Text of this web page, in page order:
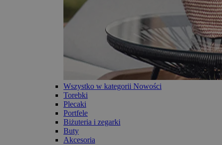
Wszystko w kategorii Nowości
Torebki
Plecaki
Portfele
Biżuteria i zegarki
Buty
Akcesoria